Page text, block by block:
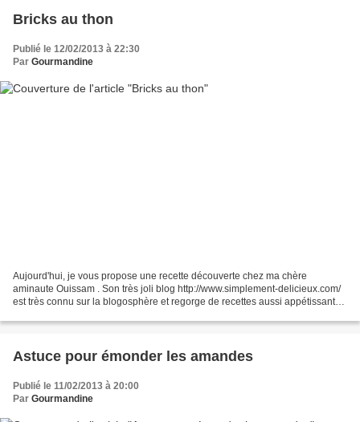
Bricks au thon
Publié le 12/02/2013 à 22:30
Par Gourmandine
Aujourd'hui, je vous propose une recette découverte chez ma chère
aminaute Ouissam . Son très joli blog http://www.simplement-delicieux.com/
est très connu sur la blogosphère et regorge de recettes aussi appétissantes
Astuce pour émonder les amandes
Publié le 11/02/2013 à 20:00
Par Gourmandine